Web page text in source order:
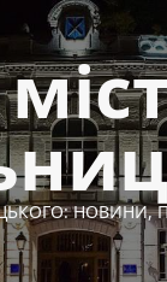
НОВИНИ,